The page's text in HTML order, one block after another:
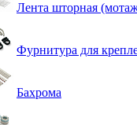
Лента шторная
Фурнитура для
Бахрома